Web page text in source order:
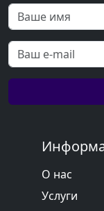
О нас
Услуги